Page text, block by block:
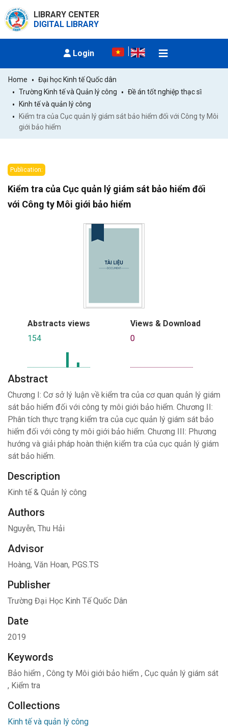
LIBRARY CENTER
DIGITAL LIBRARY
Login
Home
Đại học Kinh tế Quốc dân
Trường Kinh tế và Quản lý công
Đề án tốt nghiệp thạc sĩ
Kinh tế và quản lý công
Kiểm tra của Cục quản lý giám sát bảo hiểm đối với Công ty Môi
giới bảo hiểm
Publication:
Kiểm tra của Cục quản lý giám sát bảo hiểm đối
với Công ty Môi giới bảo hiểm
Abstracts views
154
Views & Download
0
Abstract
Chương I: Cơ sở lý luận về kiểm tra của cơ quan quản lý giám
sát bảo hiểm đối với công ty môi giới bảo hiểm. Chương II:
Phân tích thực trạng kiểm tra của cục quản lý giám sát bảo
hiểm đối với công ty môi giới bảo hiểm. Chương III: Phương
hướng và giải pháp hoàn thiện kiểm tra của cục quản lý giám
sát bảo hiểm.
Description
Kinh tế & Quản lý công
Authors
Nguyễn, Thu Hải
Advisor
Hoàng, Văn Hoan, PGS.TS
Publisher
Trường Đại Học Kinh Tế Quốc Dân
Date
2019
Keywords
Bảo hiểm , Công ty Môi giới bảo hiểm , Cục quản lý giám sát
, Kiểm tra
Collections
Kinh tế và quản lý công